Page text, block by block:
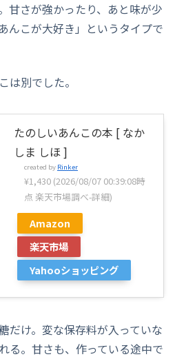
甘さが強かったり、あと味が少
んこが大好き」というタイプで
は別でした。
たのしいあんこの本 [ なか
しま しほ ]
created by Rinker
¥1,430 (2026/08/07 00:39:08時
点 楽天市場調べ-詳細)
Amazon
楽天市場
Yahooショッピング
だけ。変な保存料が入っていな
る。甘さも、作っている途中で